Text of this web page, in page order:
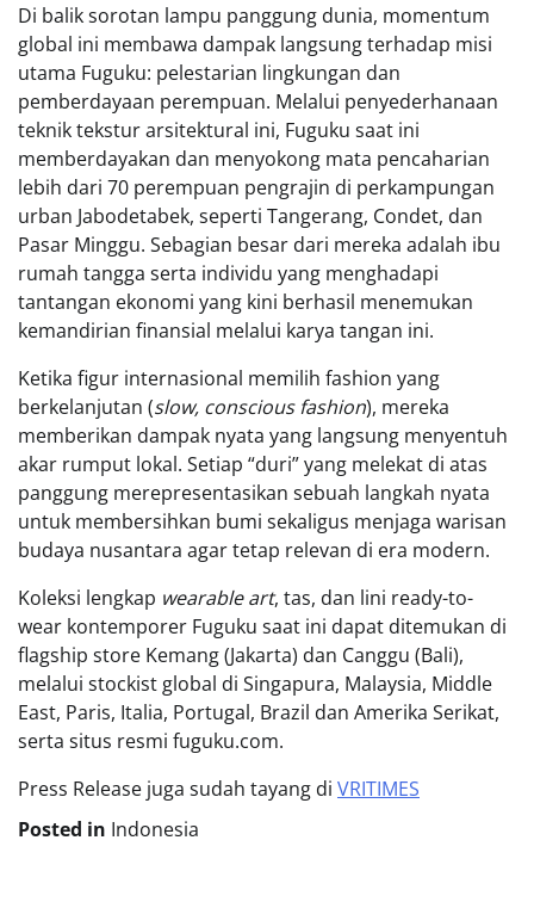
Di balik sorotan lampu panggung dunia, momentum
global ini membawa dampak langsung terhadap misi
utama Fuguku: pelestarian lingkungan dan
pemberdayaan perempuan. Melalui penyederhanaan
teknik tekstur arsitektural ini, Fuguku saat ini
memberdayakan dan menyokong mata pencaharian
lebih dari 70 perempuan pengrajin di perkampungan
urban Jabodetabek, seperti Tangerang, Condet, dan
Pasar Minggu. Sebagian besar dari mereka adalah ibu
rumah tangga serta individu yang menghadapi
tantangan ekonomi yang kini berhasil menemukan
kemandirian finansial melalui karya tangan ini.
Ketika figur internasional memilih fashion yang
berkelanjutan (slow, conscious fashion), mereka
memberikan dampak nyata yang langsung menyentuh
akar rumput lokal. Setiap “duri” yang melekat di atas
panggung merepresentasikan sebuah langkah nyata
untuk membersihkan bumi sekaligus menjaga warisan
budaya nusantara agar tetap relevan di era modern.
Koleksi lengkap wearable art, tas, dan lini ready-to-
wear kontemporer Fuguku saat ini dapat ditemukan di
flagship store Kemang (Jakarta) dan Canggu (Bali),
melalui stockist global di Singapura, Malaysia, Middle
East, Paris, Italia, Portugal, Brazil dan Amerika Serikat,
serta situs resmi fuguku.com.
Press Release juga sudah tayang di VRITIMES
Posted in Indonesia